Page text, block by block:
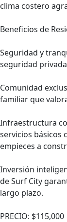
clima costero
Beneficios de
Seguridad y
seguridad
Comunidad
familiar que
Infraestructura
servicios básicos
empieces a
Inversión
de Surf City
largo plazo.
PRECIO: $115,000